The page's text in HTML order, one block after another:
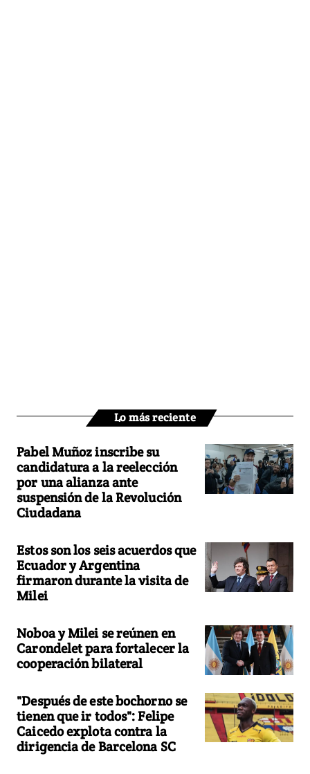
Lo más reciente
Pabel Muñoz inscribe su
candidatura a la reelección
por una alianza ante
suspensión de la Revolución
Ciudadana
Estos son los seis acuerdos que
Ecuador y Argentina
firmaron durante la visita de
Milei
Noboa y Milei se reúnen en
Carondelet para fortalecer la
cooperación bilateral
"Después de este bochorno se
tienen que ir todos": Felipe
Caicedo explota contra la
dirigencia de Barcelona SC